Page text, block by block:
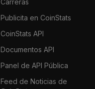
Publicita en CoinStats
CoinStats API
Documentos API
Panel de API Pública
Feed de Noticias de